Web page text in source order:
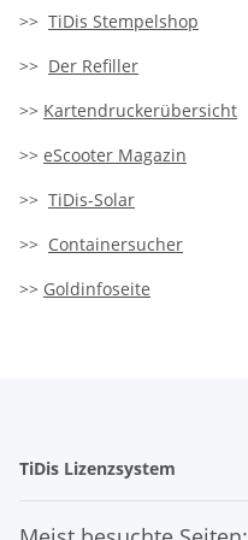
>> TiDis Stempelshop
>> Der Refiller
>> Kartendruckerübersicht
>> eScooter Magazin
>> TiDis-Solar
>> Containersucher
>> Goldinfoseite
TiDis Lizenzsystem